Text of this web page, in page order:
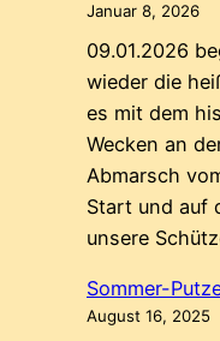
Januar 8, 2026
09.01.2026
wieder die
es mit dem
Wecken an
Abmarsch
Start und auf
unsere
Sommer-
August 16, 2025